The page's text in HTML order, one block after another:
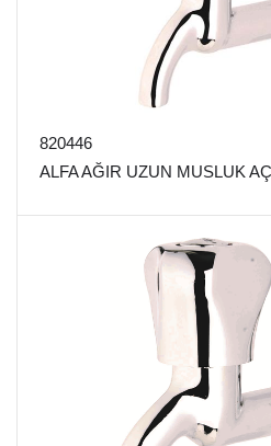
820446
ALFA AĞIR UZUN MUSLUK